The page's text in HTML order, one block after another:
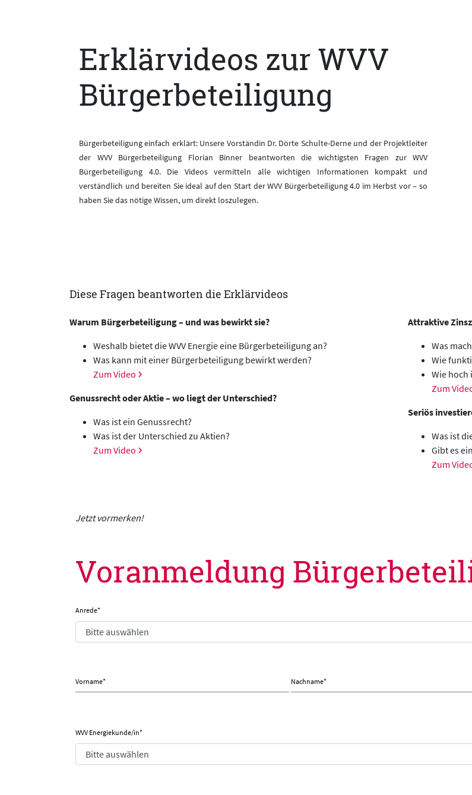
Erklärvideos zur WVV
Bürgerbeteiligung
Bürgerbeteiligung einfach erklärt: Unsere Vorständin Dr. Dörte Schulte-Derne und der Projektleiter
der WVV Bürgerbeteiligung Florian Binner beantworten die wichtigsten Fragen zur WVV
Bürgerbeteiligung 4.0. Die Videos vermitteln alle wichtigen Informationen kompakt und
verständlich und bereiten Sie ideal auf den Start der WVV Bürgerbeteiligung 4.0 im Herbst vor – so
haben Sie das nötige Wissen, um direkt loszulegen.
Diese Fragen beantworten die Erklärvideos
Warum Bürgerbeteiligung – und was bewirkt sie?
Weshalb bietet die WVV Energie eine Bürgerbeteiligung an?
Was kann mit einer Bürgerbeteiligung bewirkt werden?
Zum Video
Genussrecht oder Aktie – wo liegt der Unterschied?
Was ist ein Genussrecht?
Was ist der Unterschied zu Aktien?
Zum Video
Attraktive
Was
Wie
Wie hoch
Zum
Seriös
Was ist
Gibt es
Zum
Jetzt vormerken!
Voranmeldung
Anrede*
Vorname* Nachname*
WVV Energiekunde/in*